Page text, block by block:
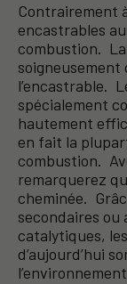
Contrairement
encastrables
combustion.
soigneusement
l’encastrable.
spécialement
hautement
en fait la
combustion.
remarquerez
cheminée.
secondaires ou
catalytiques,
d’aujourd’hui